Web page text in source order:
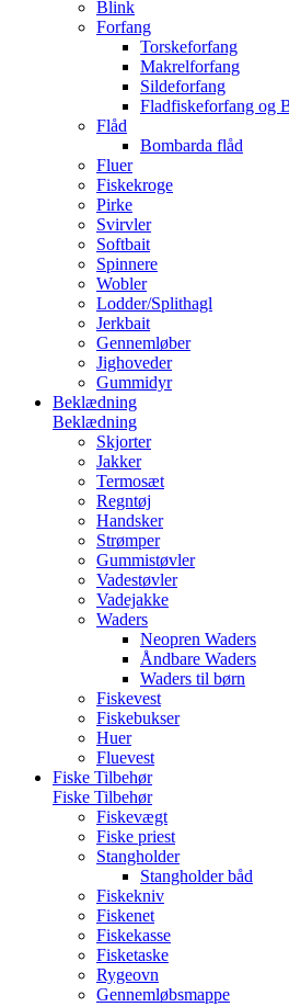
Blink
Forfang
Torskeforfang
Makrelforfang
Sildeforfang
Fladfiskeforfang og
Flåd
Bombarda flåd
Fluer
Fiskekroge
Pirke
Svirvler
Softbait
Spinnere
Wobler
Lodder/Splithagl
Jerkbait
Gennemløber
Jighoveder
Gummidyr
Beklædning
Beklædning
Skjorter
Jakker
Termosæt
Regntøj
Handsker
Strømper
Gummistøvler
Vadestøvler
Vadejakke
Waders
Neopren Waders
Åndbare Waders
Waders til børn
Fiskevest
Fiskebukser
Huer
Fluevest
Fiske Tilbehør
Fiske Tilbehør
Fiskevægt
Fiske priest
Stangholder
Stangholder båd
Fiskekniv
Fiskenet
Fiskekasse
Fisketaske
Rygeovn
Gennemløbsmappe